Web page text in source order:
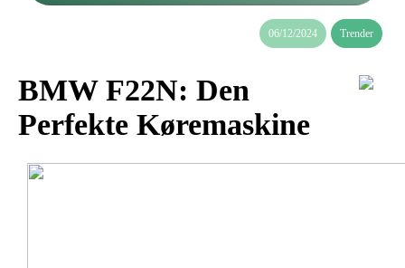
06/12/2024 Trender
BMW F22N: Den
Perfekte Køremaskine